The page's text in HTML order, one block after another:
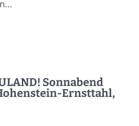
Sonnabend
Ernsttahl,